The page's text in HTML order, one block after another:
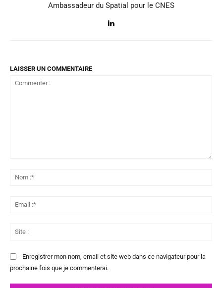
Ambassadeur du Spatial pour le CNES
LAISSER UN COMMENTAIRE
Enregistrer mon nom, email et site web dans ce navigateur pour la
prochaine fois que je commenterai.